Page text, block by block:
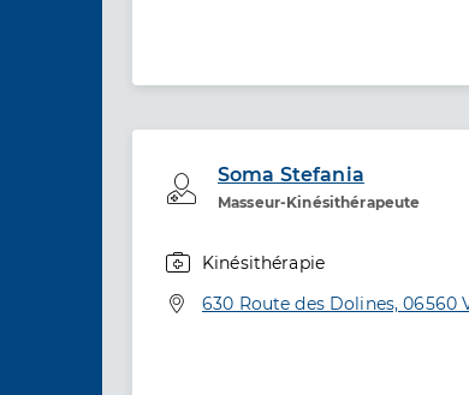
Soma Stefania
Masseur-Kinésithérapeute
Professionel de
Kinésithérapie
Adresse
630 Route des Dolines, 06560